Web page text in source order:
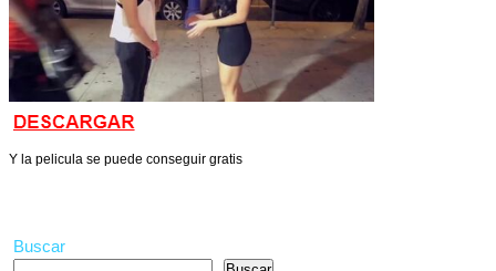
Y la pelicula se puede conseguir gratis
Buscar